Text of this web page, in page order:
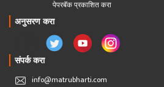
पेपरबॅक प्रकाशित करा
अनुसरण करा
संपर्क करा
info@matrubharti.com